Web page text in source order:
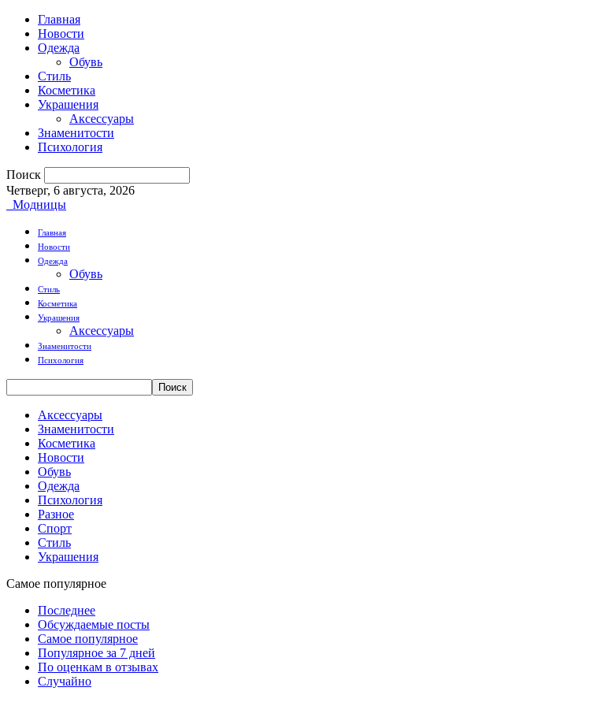
Главная
Новости
Одежда
Обувь
Стиль
Косметика
Украшения
Аксессуары
Знаменитости
Психология
Поиск
Четверг, 6 августа, 2026
Модницы
Главная
Новости
Одежда
Обувь
Стиль
Косметика
Украшения
Аксессуары
Знаменитости
Психология
Аксессуары
Знаменитости
Косметика
Новости
Обувь
Одежда
Психология
Разное
Спорт
Стиль
Украшения
Самое популярное
Последнее
Обсуждаемые посты
Самое популярное
Популярное за 7 дней
По оценкам в отзывах
Случайно